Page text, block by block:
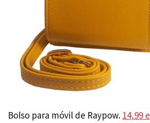
Bolso para móvil de Raypow. 14,99